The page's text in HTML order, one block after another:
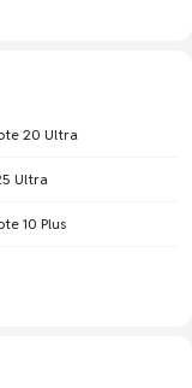
20 Ultra
Ultra
10 Plus